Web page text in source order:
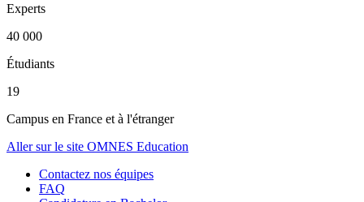
Experts
40 000
Étudiants
19
Campus en France et à l'étranger
Aller sur le site OMNES Education
Contactez nos équipes
FAQ